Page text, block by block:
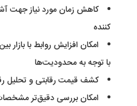
کاهش زمان مورد نیاز جهت
کننده
امکان افزایش روابط با بازار
با توجه به محدودیت‌ها
کشف قیمت رقابتی و تحلیل
امکان بررسی دقیق‌تر